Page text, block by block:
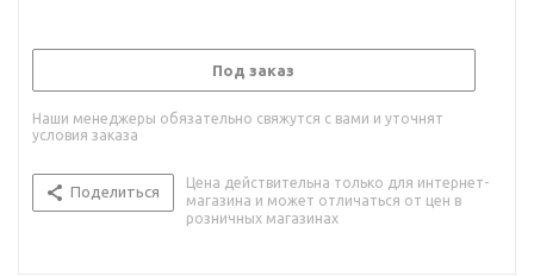
Под заказ
Наши менеджеры обязательно свяжутся с вами и уточнят
условия заказа
Поделиться
Цена действительна только для интернет-
магазина и может отличаться от цен в
розничных магазинах